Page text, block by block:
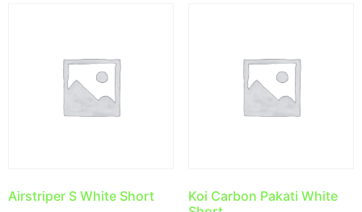
Airstriper S White Short
Koi Carbon Pakati White